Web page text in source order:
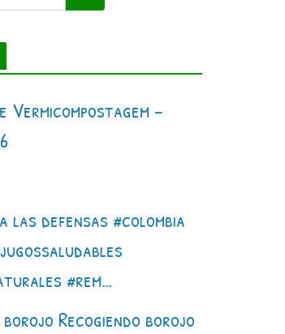
Vermicompostagem –
las defensas #colombia
#rem…
Recogiendo borojo